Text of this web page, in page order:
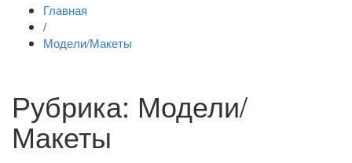
Главная
/
Модели/Макеты
Рубрика: Модели/
Макеты